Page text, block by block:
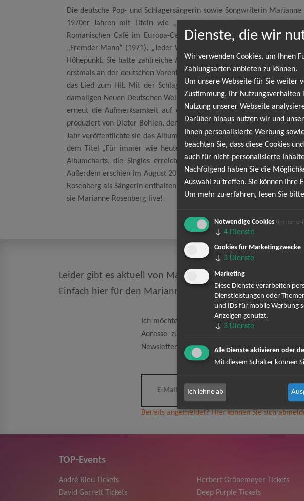
Die deutsche Pop- und Schlagersängerin sowie Songwriterin
1970er Jahren mit Titeln wie „Er gehört zu mir“ und „Marleen“
Romanischen Café im Europa-Center. Danach nahm sie ihre
„Fremder Mann“ (1971), „Jeder Weg hat mal ein Ende“ (1972), „Er
Höhepunkt. Sie hatte zahlreiche Auftritte in Rundfunk und Fernsehen
erstmals an der deutschen Vorentscheidung zum Eurovision Song
das Lied zum Hit. Mit der Schlagerszene brach sie danach
damaligen Neuen Deutschen Welle auf. 1988 wurde ein Remix ihres
erneut die Aufmerksamkeit auf die Sängerin. 1989 sang sie für den
produziert von Dieter Bohlen, der auch Text und Musik schrieb, und
Jahr veröffentlichte sie das Album „Uns verbrennt die Nacht“ und
dem Titel „Für immer wie heute“ ihre großen Hits und einige
Albumcharts, die Singles erreichten die Top 100. Ende Februar
Außerdem erschien im August 2011 die Single Die Ballade von
Rosenberg als Sängerin enthalten ist. 2022 wird sie wieder in
sie Marianne Rosenberg live!
Leider gibt es aktuell von Marianne Rosenberg keine
Einfach hier für den Marianne Rosenberg Newsletter
Ich möchte den regelmäßig erscheinenden
Adresse zum Zweck der Zustellung des
Newsletter kann ich jederzeit wieder abbestellen.
Bereits angemeldet? Hier können Sie sich
TOP-Events
André Rieu Tickets
David Garrett Tickets
Herbert Grönemeyer Tickets
Deep Purple Tickets
Dienste, die wir
Wir verwenden Cookies, um Ihnen
Zahlungsarten anbieten zu können.
Um unsere Webseite für Sie weiter
Zustimmung, Ihr Nutzungsverhalten
Nutzung unserer Webseite
Darüber hinaus nutzen wir und
Ihnen personalisierte Werbung
beachten Sie, dass diese Cookies
auch für nicht-personalisierte
Nachfolgend haben Sie die
Auswahl zu treffen. Sie können
Um mehr zu erfahren, lesen Sie
Notwendige Cookies (immer
↓ 4 Dienste
Cookies für Marketingzwecke
↓ 3 Dienste
Marketing
Diese Dienste verarbeiten
Dienstleistungen oder
und IDs für mobile Werbung
Anzeigen genutzt.
↓ 3 Dienste
Alle Dienste aktivieren oder
Mit diesem Schalter können
Ich lehne ab